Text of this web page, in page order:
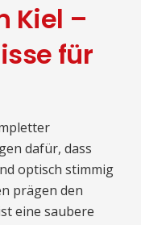
Kiel –
für
dafür, dass
optisch stimmig
prägen den
eine saubere